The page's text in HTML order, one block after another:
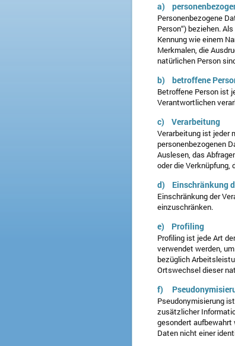
a)
Personenbezogene
Person“) beziehen.
Kennung wie einem
Merkmalen, die
natürlichen Person
b) betroffene
Betroffene Person ist
Verantwortlichen
c) Verarbeitung
Verarbeitung ist jeder
personenbezogenen
Auslesen, das
oder die Verknüpfung,
d) Einschränkung
Einschränkung der
einzuschränken.
e) Profiling
Profiling ist jede Art
verwendet werden,
bezüglich
Ortswechsel dieser
f)
Pseudonymisierung
zusätzlicher
gesondert aufbewahrt
Daten nicht einer